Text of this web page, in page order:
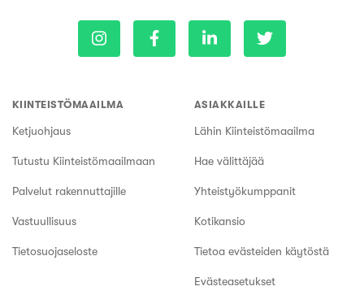
KIINTEISTÖMAAILMA
Ketjuohjaus
Tutustu Kiinteistömaailmaan
Palvelut rakennuttajille
Vastuullisuus
Tietosuojaseloste
ASIAKKAILLE
Lähin Kiinteistömaailma
Hae välittäjää
Yhteistyökumppanit
Kotikansio
Tietoa evästeiden käytöstä
Evästeasetukset